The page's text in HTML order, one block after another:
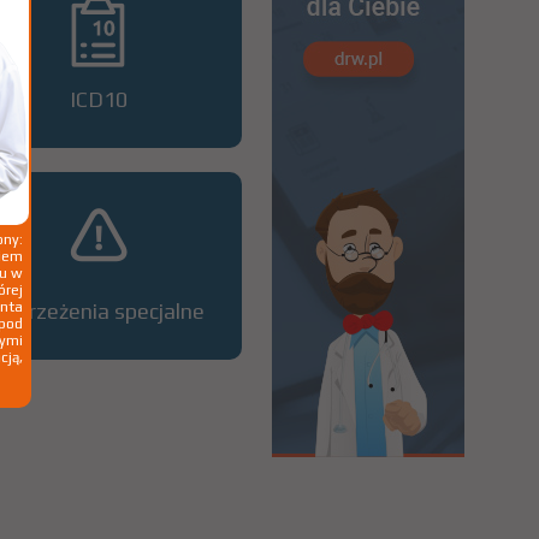
ICD10
specjalne
w